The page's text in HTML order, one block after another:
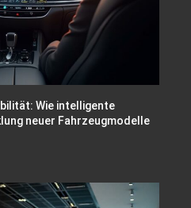
Wie intelligente
neuer Fahrzeugmodelle